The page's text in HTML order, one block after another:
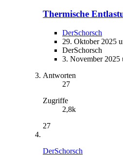
Thermische
DerSchorsch
29. Oktober 2025
DerSchorsch
3. November 2025
Antworten
27
Zugriffe
2,8k
27
DerSchorsch